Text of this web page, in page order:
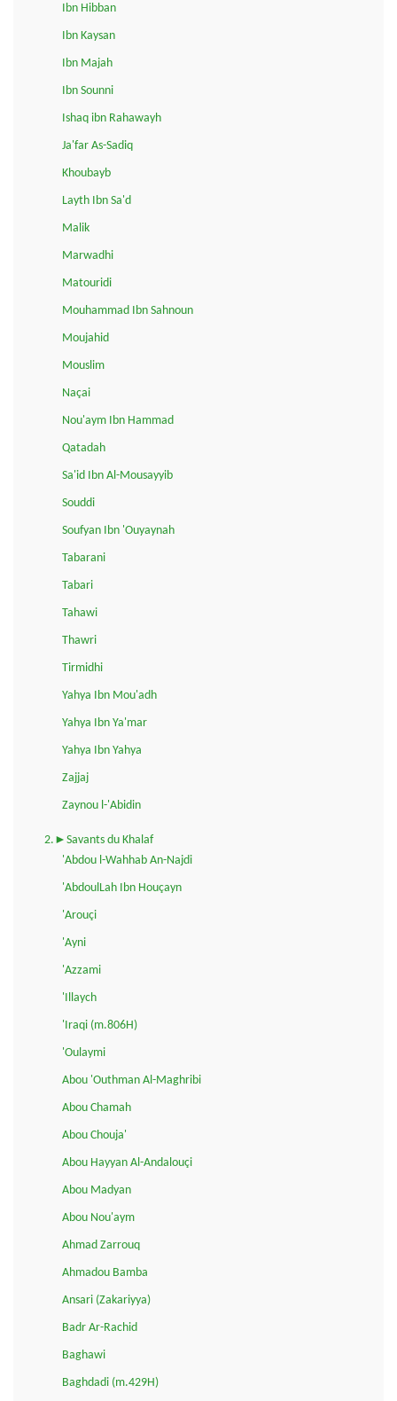
Ibn Hibban
Ibn Kaysan
Ibn Majah
Ibn Sounni
Ishaq ibn Rahawayh
Ja'far As-Sadiq
Khoubayb
Layth Ibn Sa'd
Malik
Marwadhi
Matouridi
Mouhammad Ibn Sahnoun
Moujahid
Mouslim
Naçai
Nou'aym Ibn Hammad
Qatadah
Sa'id Ibn Al-Mousayyib
Souddi
Soufyan Ibn 'Ouyaynah
Tabarani
Tabari
Tahawi
Thawri
Tirmidhi
Yahya Ibn Mou'adh
Yahya Ibn Ya'mar
Yahya Ibn Yahya
Zajjaj
Zaynou l-'Abidin
2.►Savants du Khalaf
'Abdou l-Wahhab An-Najdi
'AbdoulLah Ibn Houçayn
'Arouçi
'Ayni
'Azzami
'Illaych
'Iraqi (m.806H)
'Oulaymi
Abou 'Outhman Al-Maghribi
Abou Chamah
Abou Chouja'
Abou Hayyan Al-Andalouçi
Abou Madyan
Abou Nou'aym
Ahmad Zarrouq
Ahmadou Bamba
Ansari (Zakariyya)
Badr Ar-Rachid
Baghawi
Baghdadi (m.429H)